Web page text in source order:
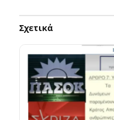
Σχετικά